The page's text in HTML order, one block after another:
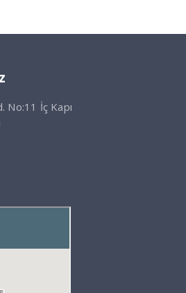
No:11 İç Kapı